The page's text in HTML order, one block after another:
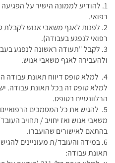
1. להודיע לממונה הישיר על
רפואי.
רפואי לנפגע בעבודה).
3. לקבל "תעודה ראשונה לנפגע
ולהעבירה לאגף משאבי אנוש.
4. למלא טופס דיווח תאונת עבודה המצוי באתר
למלא טופס זה בכל תאונת עבודה.
הרלוונטיים בטופס.
5. להגיש את כל המסמכים
משאבי אנוש ואז יחויב / תחויב
בהתאם לאישורים שהועברו.
6. במידה והעובד/ת מעוניינים
תאונת עבודה: